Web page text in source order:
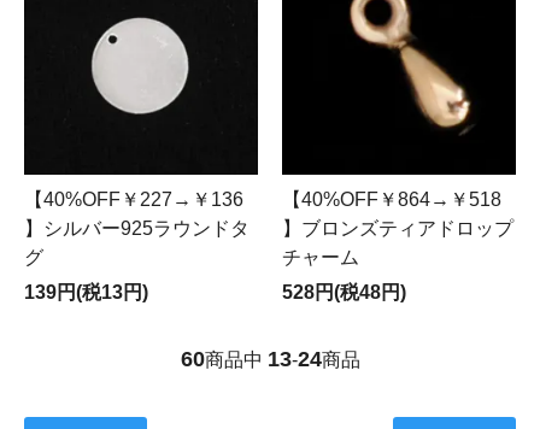
【40%OFF￥227→￥136
】シルバー925ラウンドタ
グ
139円(税13円)
【40%OFF￥864→￥518
】ブロンズティアドロップ
チャーム
528円(税48円)
60商品中 13-24商品